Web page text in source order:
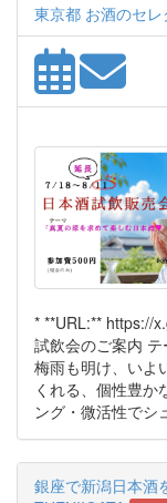
東京都 お酒のセ
* **URL:** https://
試飲会のご案内 テ
梅雨も明け、いよ
くれる、個性豊か
ング・微活性でシ
銀座で新潟日本酒